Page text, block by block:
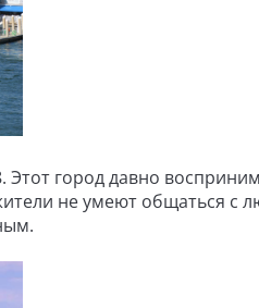
город давно
не умеют общаться с